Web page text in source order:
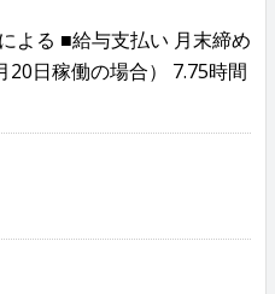
よる ■給与支払い 月末締め
日稼働の場合） 7.75時間